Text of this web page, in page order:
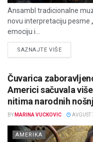
Ansambl tradicionalne
novu interpretaciju pesme
emociju i...
SAZNAJTE VIŠEDETAILS
Čuvarica
Americi sačuvala
nitima narodnih
BY MARINA VUCKOVIC AVGUST
AMERIKA